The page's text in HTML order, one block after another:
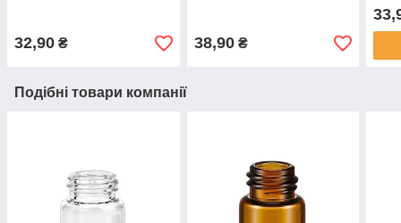
32,90 ₴ 38,90₴
Подібні товари компанії